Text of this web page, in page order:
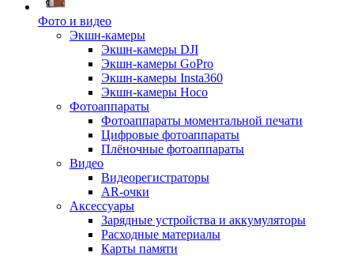
Фото и видео
Экшн-камеры
Экшн-камеры DJI
Экшн-камеры GoPro
Экшн-камеры Insta360
Экшн-камеры Hoco
Фотоаппараты
Фотоаппараты моментальной печати
Цифровые фотоаппараты
Плёночные фотоаппараты
Видео
Видеорегистраторы
AR-очки
Аксессуары
Зарядные устройства и аккумуляторы
Расходные материалы
Карты памяти